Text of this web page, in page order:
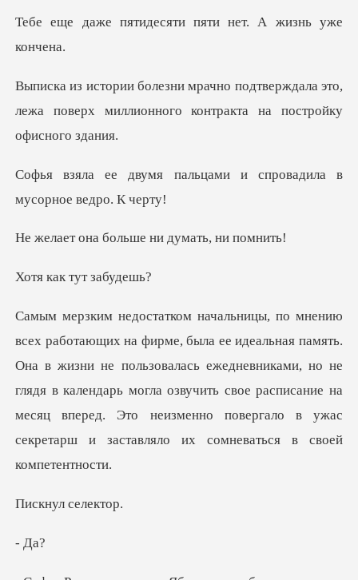
десяти пяти нет. А
верждала это,
лежа поверх миллионного
льцами и спровадила в
м
больше ни дума
к тут з
а в жизни не пользовалась ежедневниками, но не
глядя в календарь могла озвучить свое расписание на
мес
ул се